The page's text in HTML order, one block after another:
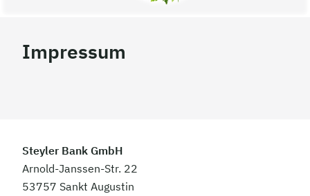
Impressum
Steyler Bank GmbH
Arnold-Janssen-Str. 22
53757 Sankt Augustin